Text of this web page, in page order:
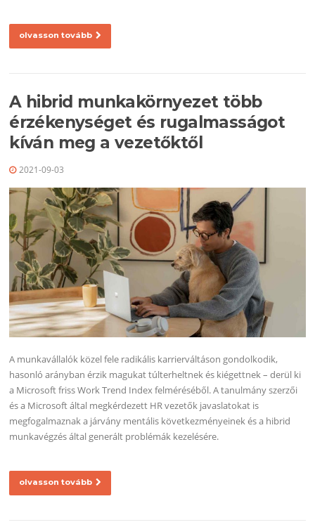
olvasson tovább
A hibrid munkakörnyezet több
érzékenységet és rugalmasságot
kíván meg a vezetőktől
2021-09-03
A munkavállalók közel fele radikális karrierváltáson gondolkodik,
hasonló arányban érzik magukat túlterheltnek és kiégettnek – derül ki
a Microsoft friss Work Trend Index felméréséből. A tanulmány szerzői
és a Microsoft által megkérdezett HR vezetők javaslatokat is
megfogalmaznak a járvány mentális következményeinek és a hibrid
munkavégzés által generált problémák kezelésére.
olvasson tovább